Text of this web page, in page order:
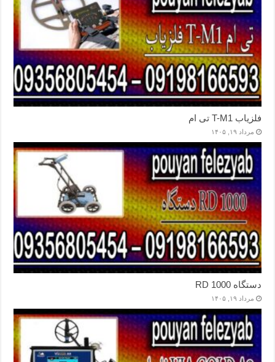
فلزیاب T-M1 تی ام
مرداد ۱۹, ۱۴۰۵
دستگاه RD 1000
مرداد ۱۹, ۱۴۰۵